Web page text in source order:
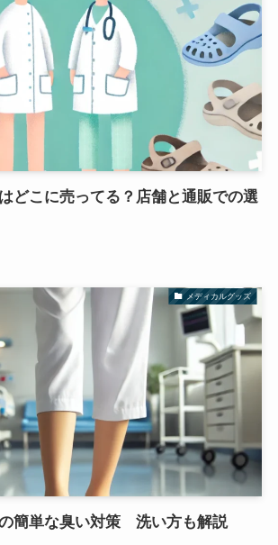
どこに売ってる？店舗と通販での選
メディカルグッズ
簡単な臭い対策 洗い方も解説